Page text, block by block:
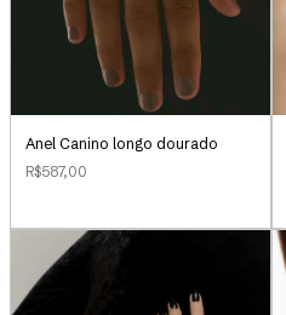
Anel Canino longo dourado
R$587,00